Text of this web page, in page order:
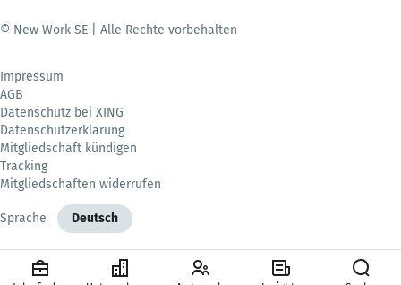
© New Work SE | Alle Rechte vorbehalten
Impressum
AGB
Datenschutz bei XING
Datenschutzerklärung
Mitgliedschaft kündigen
Tracking
Mitgliedschaften widerrufen
Sprache Deutsch